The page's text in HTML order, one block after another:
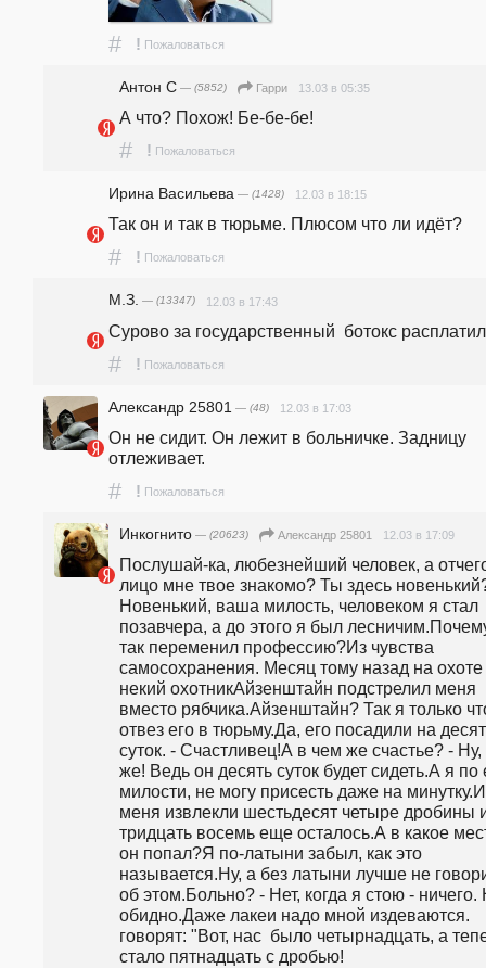
# ! Пожаловаться
Антон С — (5852) Гарри 13.03 в 05:35
А что? Похож! Бе-бе-бе!
# ! Пожаловаться
Ирина Васильева — (1428) 12.03 в 18:15
Так он и так в тюрьме. Плюсом что ли идёт?
# ! Пожаловаться
М.З. — (13347) 12.03 в 17:43
Сурово за государственный  ботокс
# ! Пожаловаться
Александр 25801 — (48) 12.03 в 17:03
Он не сидит. Он лежит в больничке. Задницу
отлеживает.
# ! Пожаловаться
Инкогнито — (20623) Александр 25801 12.03 в 17:09
Послушай-ка, любезнейший человек, а
лицо мне твое знакомо? Ты здесь
Новенький, ваша милость, человеком я стал
позавчера, а до этого я был
так переменил профессию?Из чувства
самосохранения. Месяц тому назад на охоте
некий охотникАйзенштайн подстрелил меня
вместо рябчика.Айзенштайн? Так я только
отвез его в тюрьму.Да, его посадили на
суток. - Счастливец!А в чем же счастье? - Ну,
же! Ведь он десять суток будет сидеть.А я по
милости, не могу присесть даже на
меня извлекли шестьдесят четыре дробины
тридцать восемь еще осталось.А в какое
он попал?Я по-латыни забыл, как это
называется.Ну, а без латыни лучше не
об этом.Больно? - Нет, когда я стою - ничего.
обидно.Даже лакеи надо мной издеваются.
говорят: "Вот, нас  было четырнадцать, а
стало пятнадцать с дробью!